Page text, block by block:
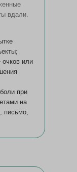
вдали.
очков или
при
на
письмо,